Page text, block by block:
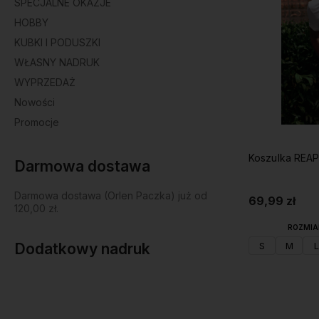
SPECJALNE OKAZJE
HOBBY
KUBKI I PODUSZKI
WŁASNY NADRUK
WYPRZEDAŻ
Nowości
Promocje
Darmowa dostawa
Darmowa dostawa (Orlen Paczka) już od
120,00 zł.
Dodatkowy nadruk
Koszulka
69,99 zł
S M L